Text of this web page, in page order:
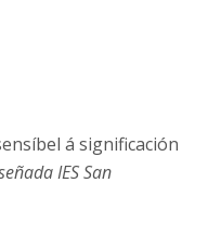
á significación
IES San